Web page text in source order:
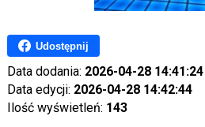
Udostępnij
Data dodania: 2026-04-28 14:41:24
Data edycji: 2026-04-28 14:42:44
Ilość wyświetleń: 143